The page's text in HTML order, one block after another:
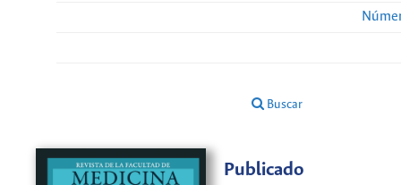
Buscar
Publicado